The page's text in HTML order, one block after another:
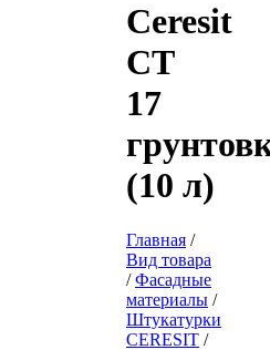
Ceresit
CT
17
(10 л)
Главная /
Вид товара
/Фасадные
материалы /
Штукатурки
CERESIT /